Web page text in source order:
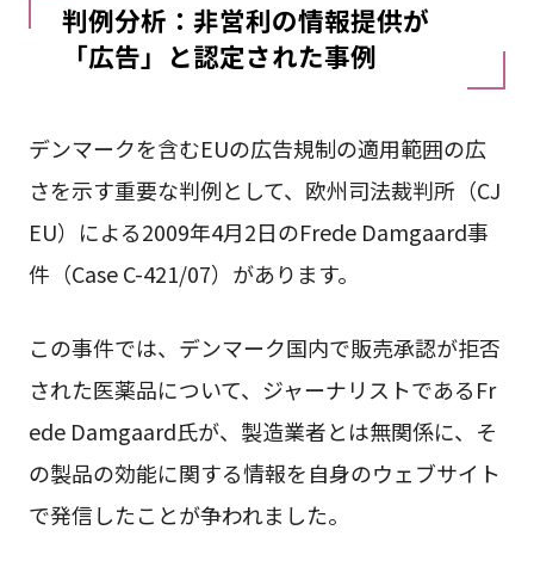
判例分析：非営利の情報提供が
「広告」と認定された事例
デンマークを含むEUの広告規制の適用範囲の広
さを示す重要な判例として、欧州司法裁判所（CJ
EU）による2009年4月2日のFrede Damgaard事
件（Case C-421/07）があります。
この事件では、デンマーク国内で販売承認が拒否
された医薬品について、ジャーナリストであるFr
ede Damgaard氏が、製造業者とは無関係に、そ
の製品の効能に関する情報を自身のウェブサイト
で発信したことが争われました。